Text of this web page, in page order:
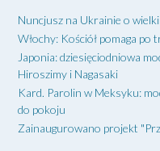
Nuncjusz na Ukrainie o
Włochy: Kościół pomaga po
Japonia: dziesięciodniowa
Hiroszimy i Nagasaki
Kard. Parolin w Meksyku:
do pokoju
Zainaugurowano projekt